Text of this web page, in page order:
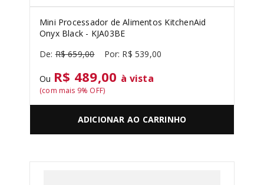
Mini Processador de Alimentos KitchenAid
Onyx Black - KJA03BE
R$ 659,00 R$ 539,00
Ou R$ 489,00 à vista
(com mais 9% OFF)
ADICIONAR AO CARRINHO